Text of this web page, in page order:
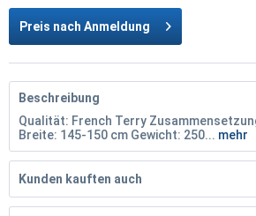
Preis nach Anmeldung
Beschreibung
Qualität: French Terry
Breite: 145-150 cm Gewicht: 250... mehr
Kunden kauften auch